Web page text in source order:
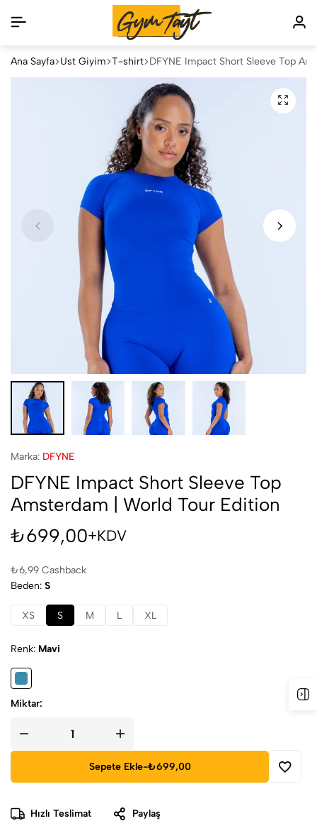
Ana Sayfa Üst Giyim T-shirt DFYNE Impact Short Sleeve Top
Marka: DFYNE
DFYNE Impact Short Sleeve Top
Amsterdam | World Tour Edition
₺699,00+KDV
₺6,99 Cashback
Beden S
XS S M L XL
Renk Mavi
Miktar:
Sepete Ekle-₺699,00
Hızlı Teslimat Paylaş